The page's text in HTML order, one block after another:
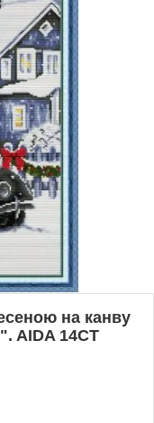
на канву
AIDA 14CT